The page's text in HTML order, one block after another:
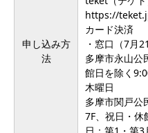
申し込み方
法
https://
カード決済
・窓口（7月
多摩市永山公
館日を除く
木曜日
多摩市関戸公
7F、祝日・